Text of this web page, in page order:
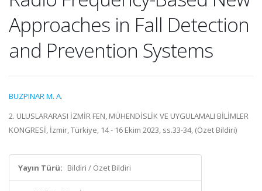
Approaches in Fall Detection
and Prevention Systems
BUZPINAR M. A.
2. ULUSLARARASI İZMİR FEN, MÜHENDİSLİK VE UYGULAMALI BİLİMLER
KONGRESİ, İzmir, Türkiye, 14 - 16 Ekim 2023, ss.33-34, (Özet Bildiri)
Yayın Türü: Bildiri / Özet Bildiri